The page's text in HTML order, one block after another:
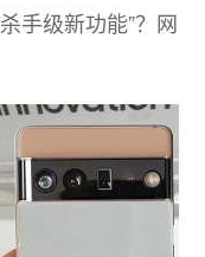
手级新功能”？网